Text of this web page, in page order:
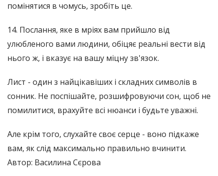
помінятися в чомусь, зробіть це.
14. Послання, яке в мріях вам прийшло від
улюбленого вами людини, обіцяє реальні вести від
нього ж, і вказує на вашу міцну зв'язок.
Лист - один з найцікавіших і складних символів в
сонник. Не поспішайте, розшифровуючи сон, щоб не
помилитися, врахуйте всі нюанси і будьте уважні.
Але крім того, слухайте своє серце - воно підкаже
вам, як слід максимально правильно вчинити.
Автор: Василина Сєрова